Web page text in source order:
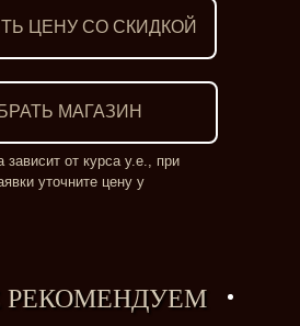
ЦЕНУ СО СКИДКОЙ
МАГАЗИН
зависит от курса у.е., при
уточните цену у
РЕКОМЕНДУЕМ